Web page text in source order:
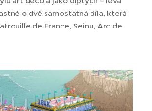
o dvě samostatná díla, která
de France, Seinu, Arc de